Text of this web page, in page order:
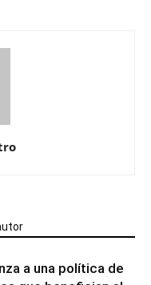
a una política de